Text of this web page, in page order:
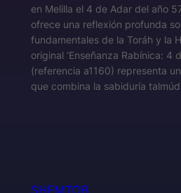
en Melilla el 4 de Adar del año
ofrece una reflexión profunda
fundamentales de la Toráh y la
original ‘Enseñanza Rabínica: 4
(referencia a1160) representa
que combina la sabiduría
SHEMTOB